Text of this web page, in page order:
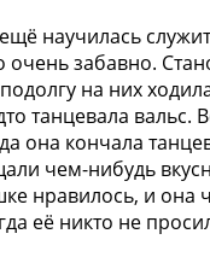
научилась
очень забавно.
на них
танцевала вальс.
она кончала
чем-нибудь
нравилось, и она
её никто не